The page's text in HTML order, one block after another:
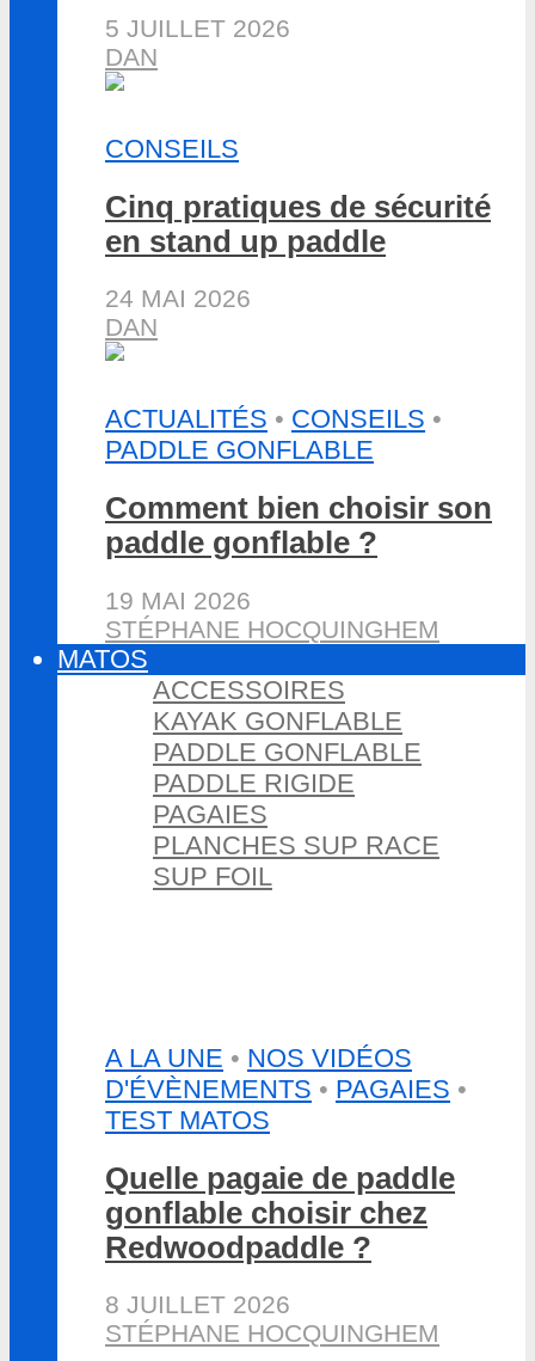
5 JUILLET 2026
DAN
CONSEILS
Cinq pratiques de sécurité
en stand up paddle
24 MAI 2026
DAN
ACTUALITÉS • CONSEILS •
PADDLE GONFLABLE
Comment bien choisir son
paddle gonflable ?
19 MAI 2026
STÉPHANE HOCQUINGHEM
MATOS
ACCESSOIRES
KAYAK GONFLABLE
PADDLE GONFLABLE
PADDLE RIGIDE
PAGAIES
PLANCHES SUP RACE
SUP FOIL
A LA UNE • NOS VIDÉOS
D'ÉVÈNEMENTS • PAGAIES •
TEST MATOS
Quelle pagaie de paddle
gonflable choisir chez
Redwoodpaddle ?
8 JUILLET 2026
STÉPHANE HOCQUINGHEM